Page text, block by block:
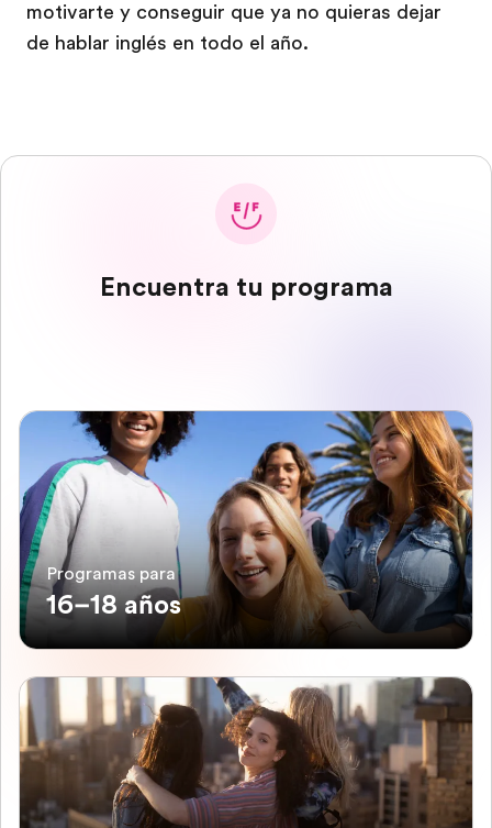
motivarte y conseguir que ya no quieras dejar
de hablar inglés en todo el año.
Encuentra tu programa
Programas para
16–18 años